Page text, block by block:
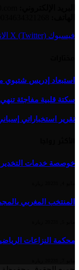
فيسبوك X (Twitter)
استبعاد إدريس شتيوي
سكتة قلبية مفاجئة
تقرير استخباراتي
خوصصة خدمات التخدير
المنتخب المغربي
محكمة النزاعات